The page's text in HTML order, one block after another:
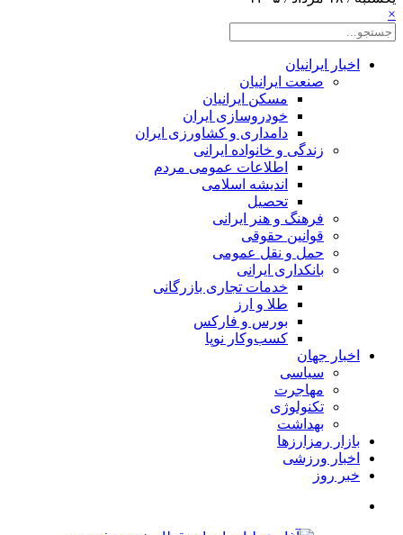
×
اخبار ایرانیان
صنعت ایرانیان
مسکن ایرانیان
خودروسازی ایران
دامداری و کشاورزی ایران
زندگی و خانواده ایرانی
اطلاعات عمومی مردم
اندیشه اسلامی
تحصیل
فرهنگ و هنر ایرانی
قوانین حقوقی
حمل و نقل عمومی
بانکداری ایرانی
خدمات تجاری بازرگانی
طلا و ارز
بورس و فارکس
کسب‌وکار نوپا
اخبار جهان
سیاسی
مهاجرت
تکنولوژی
بهداشت
بازار رمزارزها
اخبار ورزشی
خبر روز